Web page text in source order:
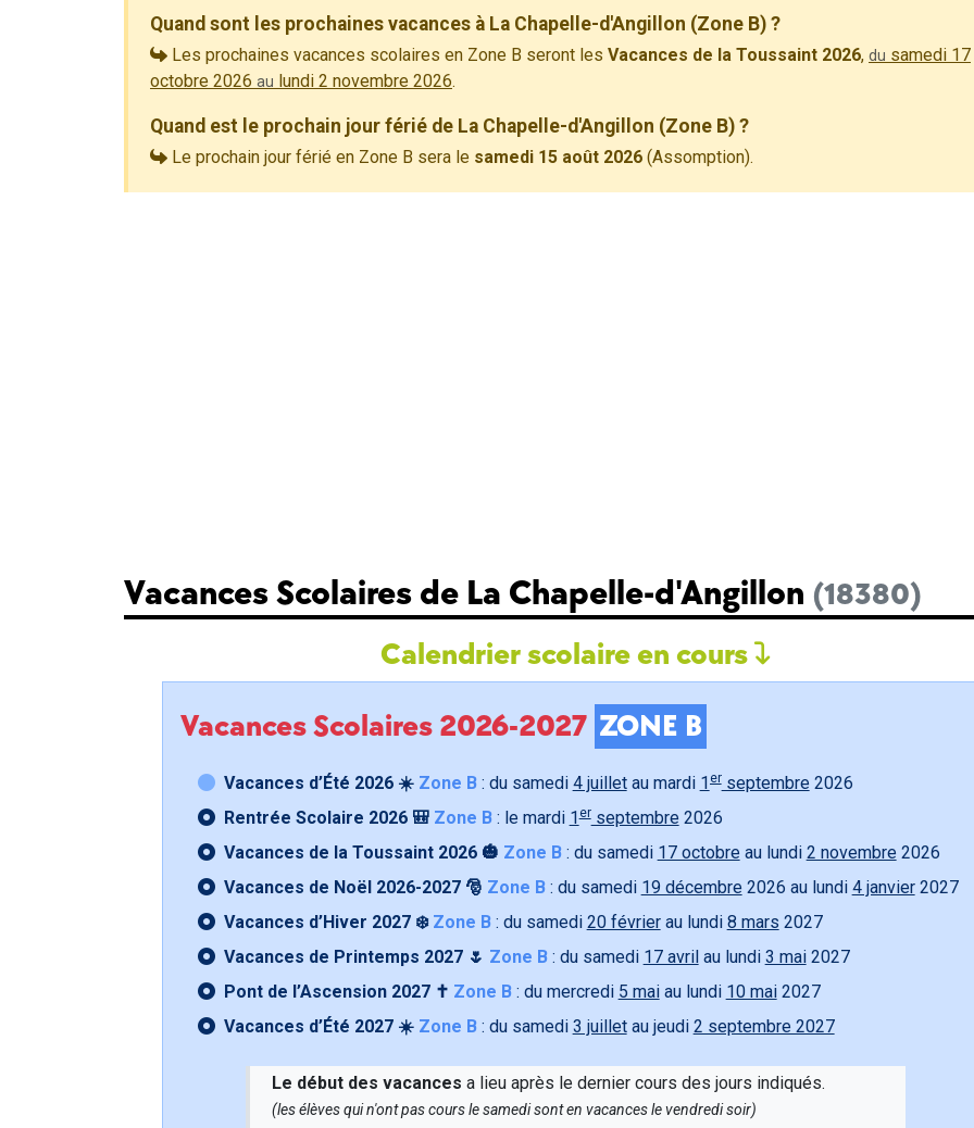
Quand sont les prochaines vacances à La Chapelle-d'Angillon (Zone B) ?
Les prochaines vacances scolaires en Zone B seront les Vacances de la Toussaint 2026, du samedi 17
octobre 2026 au lundi 2 novembre 2026.
Quand est le prochain jour férié de La Chapelle-d'Angillon (Zone B) ?
Le prochain jour férié en Zone B sera le samedi 15 août 2026 (Assomption).
Vacances Scolaires de La Chapelle-d'Angillon (18380)
Calendrier scolaire en cours
Vacances Scolaires 2026-2027 ZONE B
Vacances d’Été 2026 ☀️ Zone B: du samedi 4 juilletau mardi 1 erseptembre 2026
Rentrée Scolaire 2026 🎒 Zone B: le mardi 1erseptembre 2026
Vacances de la Toussaint 2026 🎃 Zone B: du samedi 17 octobre au lundi 2 novembre 2026
Vacances de Noël 2026-2027 🎅 Zone B: du samedi 19 décembre 2026 au lundi 4 janvier2027
Vacances d’Hiver 2027 ❄️ Zone B: du samedi 20 févrierau lundi 8 mars 2027
Vacances de Printemps 2027 🌷 Zone B: du samedi 17 avril au lundi 3 mai2027
Pont de l’Ascension 2027 ✝️ Zone B: du mercredi 5 maiau lundi 10 mai2027
Vacances d’Été 2027 ☀️ Zone B: du samedi 3 juilletau jeudi 2 septembre 2027
Le début des vacances a lieu après le dernier cours des jours indiqués.
(les élèves qui n'ont pas cours le samedi sont en vacances le vendredi soir)